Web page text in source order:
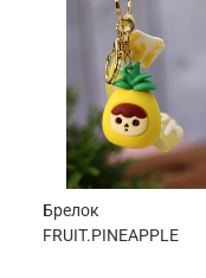
Брелок
FRUIT.PINEAPPLE